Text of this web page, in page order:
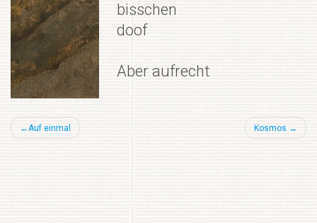
bisschen
doof
Aber aufrecht
Beitragsnavigation
Auf einmal Kosmos